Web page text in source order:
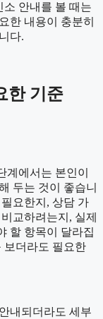
소 안내를 볼 때는
한 내용이 충분히
다.
한 기준
계에서는 본인이
두는 것이 좋습니
요한지, 상담 가
교하려는지, 실제
할 항목이 달라집
보더라도 필요한
내되더라도 세부